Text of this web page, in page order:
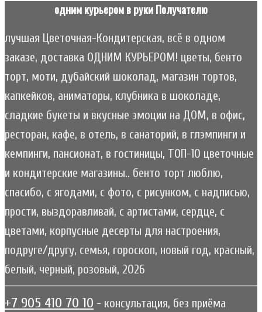
одним курьером в руки Получателю
лучшая Цветочная-Кондитерская, всё в одном
заказе, доставка ОДНИМ КУРЬЕРОМ! цветы, бенто
торт, моти, дубайский шоколад, магазин тортов,
капкейков, аниматоры, клубника в шоколаде,
сладкие букеты и вкусные эмоции на ДОМ, в офис,
ресторан, кафе, в отель, в санаторий, в глэмпинги и
кемпинги, пансионат, в гостиницы, ТОП-10 цветочные
и кондитерские магазины.. бенто торт люблю,
спасибо, с ягодами, с фото, с рисунком, с надписью,
прости, выздоравливай, с артистами, сердце, с
цветами, корпусные десерты для настроения,
подруге/другу, семья, гороскоп, новый год, красный,
белый, черный, розовый, 2026
+7 905 410 70 10 - консультация, без приёма